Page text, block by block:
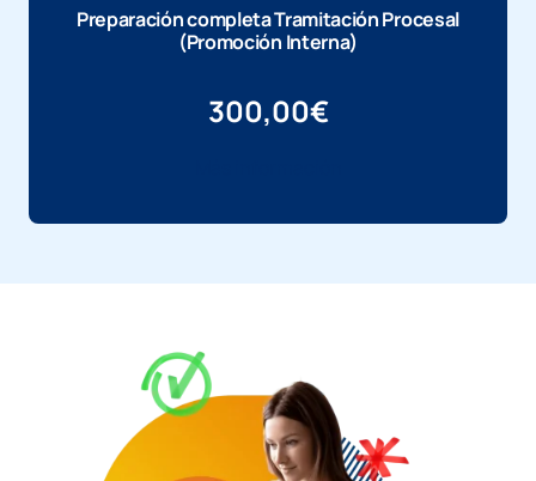
Preparación completa Tramitación Procesal
(Promoción Interna)
300,00€